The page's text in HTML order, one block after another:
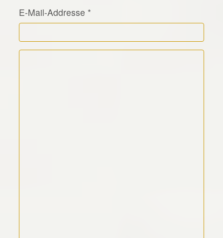
E-Mail-Addresse *
Kommentar Text